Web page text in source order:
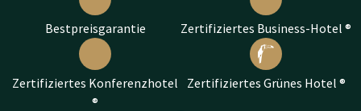
Bestpreisgarantie Zertifiziertes Business-Hotel ®
Zertifiziertes Konferenzhotel
®
Zertifiziertes Grünes Hotel ®